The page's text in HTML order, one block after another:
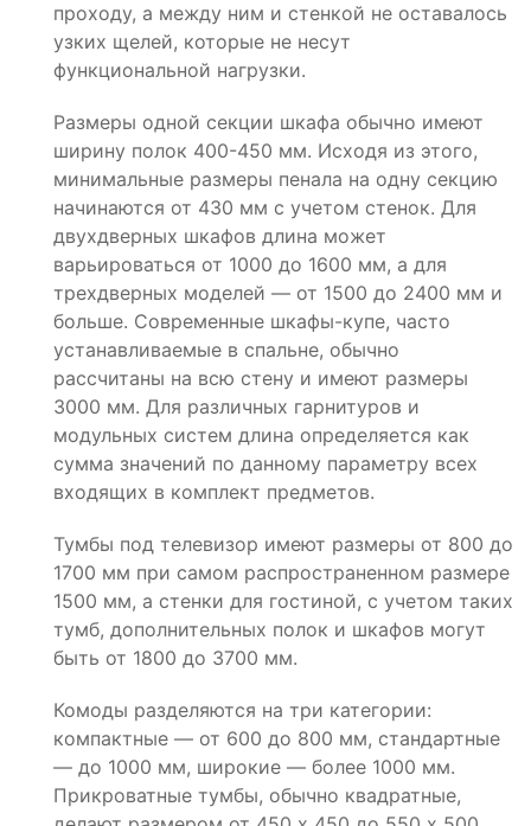
проходу, а между ним и стенкой не оставалось
узких щелей, которые не несут
функциональной нагрузки.
Размеры одной секции шкафа обычно имеют
ширину полок 400-450 мм. Исходя из этого,
минимальные размеры пенала на одну секцию
начинаются от 430 мм с учетом стенок. Для
двухдверных шкафов длина может
варьироваться от 1000 до 1600 мм, а для
трехдверных моделей — от 1500 до 2400 мм и
больше. Современные шкафы-купе, часто
устанавливаемые в спальне, обычно
рассчитаны на всю стену и имеют размеры
3000 мм. Для различных гарнитуров и
модульных систем длина определяется как
сумма значений по данному параметру всех
входящих в комплект предметов.
Тумбы под телевизор имеют размеры от 800 до
1700 мм при самом распространенном размере
1500 мм, а стенки для гостиной, с учетом таких
тумб, дополнительных полок и шкафов могут
быть от 1800 до 3700 мм.
Комоды разделяются на три категории:
компактные — от 600 до 800 мм, стандартные
— до 1000 мм, широкие — более 1000 мм.
Прикроватные тумбы, обычно квадратные,